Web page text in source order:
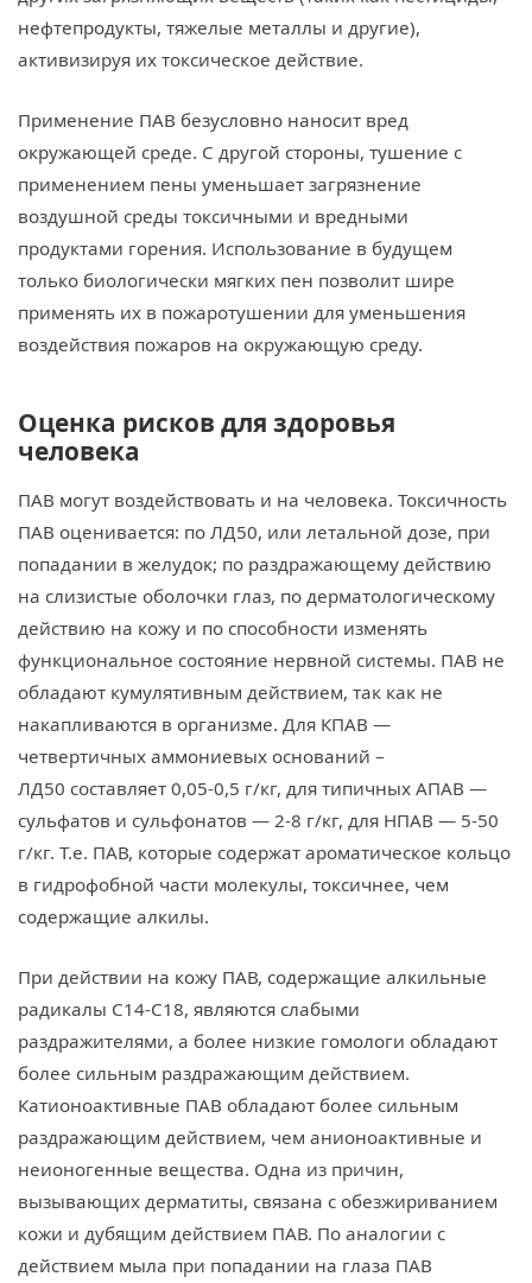
нефтепродукты, тяжелые металлы и другие),
активизируя их токсическое действие.
Применение ПАВ безусловно наносит вред
окружающей среде. С другой стороны, тушение с
применением пены уменьшает загрязнение
воздушной среды токсичными и вредными
продуктами горения. Использование в будущем
только биологически мягких пен позволит шире
применять их в пожаротушении для уменьшения
воздействия пожаров на окружающую среду.
Оценка рисков для здоровья
человека
ПАВ могут воздействовать и на человека. Токсичность
ПАВ оценивается: по ЛД50, или летальной дозе, при
попадании в желудок; по раздражающему действию
на слизистые оболочки глаз, по дерматологическому
действию на кожу и по способности изменять
функциональное состояние нервной системы. ПАВ не
обладают кумулятивным действием, так как не
накапливаются в организме. Для КПАВ —
четвертичных аммониевых оснований –
ЛД50 составляет 0,05-0,5 г/кг, для типичных АПАВ —
сульфатов и сульфонатов — 2-8 г/кг, для НПАВ — 5-50
г/кг. Т.е. ПАВ, которые содержат ароматическое кольцо
в гидрофобной части молекулы, токсичнее, чем
содержащие алкилы.
При действии на кожу ПАВ, содержащие алкильные
радикалы С14-C18, являются слабыми
раздражителями, а более низкие гомологи обладают
более сильным раздражающим действием.
Катионоактивные ПАВ обладают более сильным
раздражающим действием, чем анионоактивные и
неионогенные вещества. Одна из причин,
вызывающих дерматиты, связана с обезжириванием
кожи и дубящим действием ПАВ. По аналогии с
действием мыла при попадании на глаза ПАВ